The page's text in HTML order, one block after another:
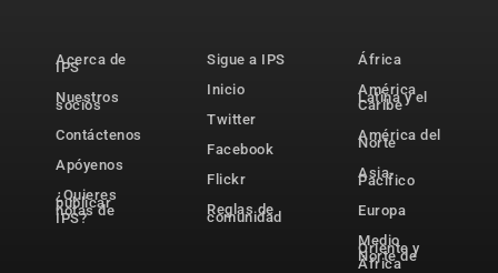
Acerca de
IPS
Nuestros
socios
Contáctenos
Apóyenos
¿Quieres
publicar
notas de
IPS?
Sigue a IPS
Inicio
Twitter
Facebook
Flickr
Reglas de
comunidad
África
América
Latina y el
Caribe
América del
Norte
Asia-
Pacífico
Europa
Medio
Oriente y
Norte de
África